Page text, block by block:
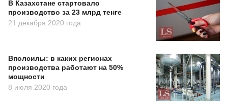
В Казахстане стартовало
производство за 23 млрд тенге
21 декабря 2020 года
Вполсилы: в каких регионах
производства работают на 50%
мощности
8 июля 2020 года